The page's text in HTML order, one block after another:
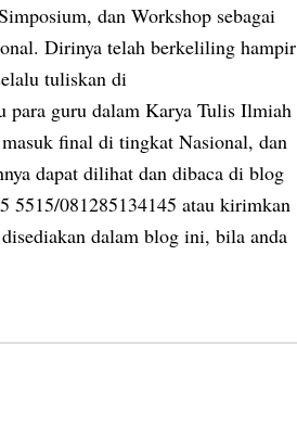
dan Workshop sebagai
Dirinya telah berkeliling hampir
tuliskan di
para guru dalam Karya Tulis Ilmiah
final di tingkat Nasional, dan
dapat dilihat dan dibaca di blog
5515/081285134145 atau kirimkan
dalam blog ini, bila anda